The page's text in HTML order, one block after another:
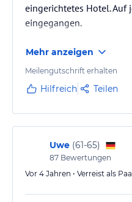
eingerichtetes Hotel. Auf
eingegangen.
Mehr anzeigen
Meilengutschrift erhalten
Hilfreich Teilen
Uwe (61-65)
87 Bewertungen
Vor 4 Jahren • Verreist als